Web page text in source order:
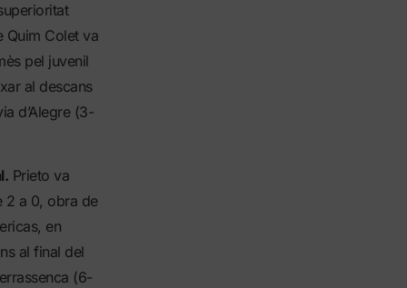
Quim Colet va
pel juvenil
al descans
d’Alegre (3-
Prieto va
2 a 0, obra de
en
al final del
(6-